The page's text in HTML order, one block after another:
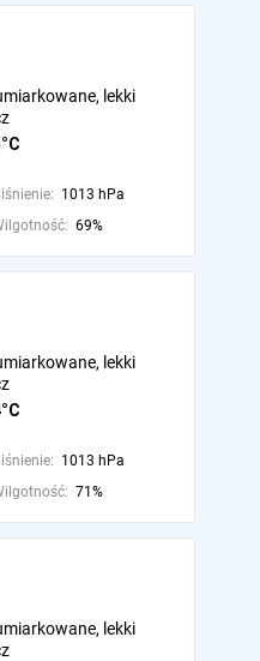
lekki
1013 hPa
69%
lekki
1013 hPa
71%
lekki